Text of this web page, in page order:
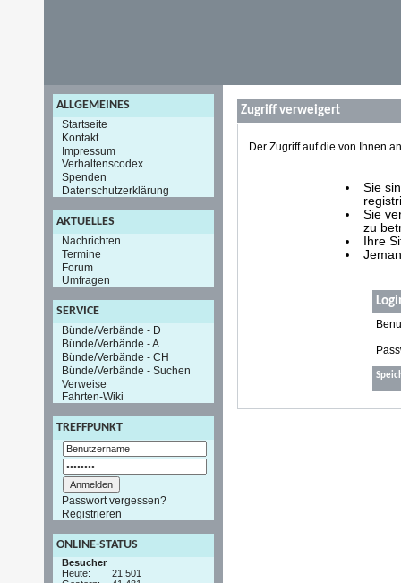
ALLGEMEINES
Startseite
Kontakt
Impressum
Verhaltenscodex
Spenden
Datenschutzerklärung
AKTUELLES
Nachrichten
Termine
Forum
Umfragen
SERVICE
Bünde/Verbände - D
Bünde/Verbände - A
Bünde/Verbände - CH
Bünde/Verbände - Suchen
Verweise
Fahrten-Wiki
TREFFPUNKT
Passwort vergessen?
Registrieren
ONLINE-STATUS
Besucher
Heute:
21.501
Zugriff verweigert
Der Zugriff auf die von Ihnen
Sie
Sie
zu
Ihre